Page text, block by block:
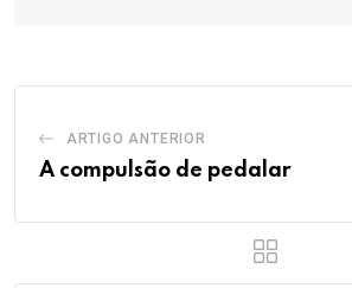
ARTIGO ANTERIOR
A compulsão de pedalar